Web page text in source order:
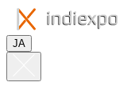
JA